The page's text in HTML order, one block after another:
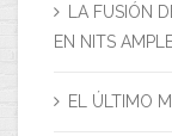
LA FUSIÓN
EN NITS
EL ÚLTIMO